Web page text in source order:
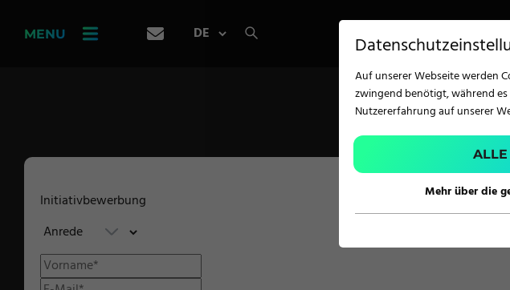
MENU
FINDER
ANWENDUNG
Teppichlösungen
Heimtextilien
Initiativbewerbung
Auf unserer Webseite werden
zwingend benötigt, während
Nutzererfahrung auf unserer
ALLE
Mehr über die